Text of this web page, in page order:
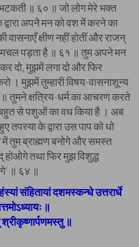
॥ ६० ॥ जो लोग मेरे भक्त
द्वारा अपने मन को वश में करने का
वासनाएँ क्षीण नहीं होतीं और राजन्
मचल पड़ता है ॥ ६१ ॥ तुम अपने मन
दो, मुझमें लगा दो और फिर
। मुझमें तुम्हारी विषय-वासनाशून्य
॥ तुमने क्षत्रिय-धर्म का आचरण करते
से पशुओं का वध किया है । अब
तपस्या के द्वारा उस पाप को धो
तुम ब्राह्मण बनोगे और समस्त
होओगे तथा फिर मुझ विशुद्ध
॥ ६४ ॥
संहितायां दशमस्कन्धे उत्तरार्धे
॥
॥